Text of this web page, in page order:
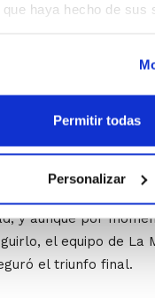
haya hecho de sus
Permitir todas
Personalizar
el Campeonato de
Las alicantinas
en la faceta defensiva
descanso ya sacaban
y aunque por
el equipo de La
el triunfo final.